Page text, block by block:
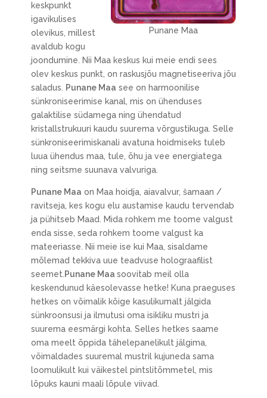
Punane Maa
keskpunkt
igavikulises
olevikus, millest
avaldub kogu
joondumine. Nii Maa keskus kui meie endi sees
olev keskus punkt, on raskusjõu magnetiseeriva jõu
saladus. Punane Maa see on harmoonilise
sünkroniseerimise kanal, mis on ühenduses
galaktilise südamega ning ühendatud
kristallstrukuuri kaudu suurema võrgustikuga. Selle
sünkroniseerimiskanali avatuna hoidmiseks tuleb
luua ühendus maa, tule, õhu ja vee energiatega
ning seitsme suunava valvuriga.
Punane Maa on Maa hoidja, aiavalvur, šamaan /
ravitseja, kes kogu elu austamise kaudu tervendab
ja pühitseb Maad. Mida rohkem me toome valgust
enda sisse, seda rohkem toome valgust ka
mateeriasse. Nii meie ise kui Maa, sisaldame
mõlemad tekkiva uue teadvuse holograafilist
seemet.Punane Maa soovitab meil olla
keskendunud käesolevasse hetke! Kuna praeguses
hetkes on võimalik kõige kasulikumalt jälgida
sünkroonsusi ja ilmutusi oma isikliku mustri ja
suurema eesmärgi kohta. Selles hetkes saame
oma meelt õppida tähelepanelikult jälgima,
võimaldades suuremal mustril kujuneda sama
loomulikult kui väikestel pintslitõmmetel, mis
lõpuks kauni maali lõpule viivad.